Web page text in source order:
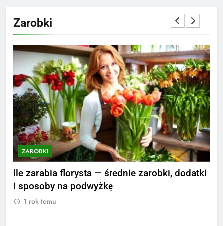
Zarobki
ZAROBKI
Ile zarabia florysta — średnie zarobki, dodatki
i sposoby na podwyżkę
1 rok temu
8
opinie i zarobki
PRACA
1
Ile zarabia striptizer: poznaj
aktualne stawki męskiego
striptizera
ZAROBKI
2
poznaj średnie zarobki na tym
stanowisku
ZAROBKI